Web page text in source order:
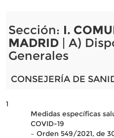
Sección: I.
MADRID| A)
Generales
CONSEJERÍA DE
1
Medidas específicas
COVID-19
– Orden 549/2021, de